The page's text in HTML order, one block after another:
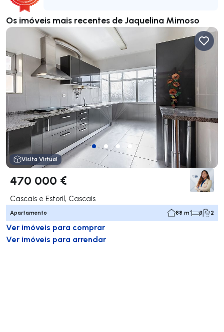
Os imóveis mais recentes de Jaquelina Mimoso
Visita Virtual
470 000 €
Cascais e Estoril, Cascais
Apartamento 88 m² 3 2
Ver imóveis para comprar
Ver imóveis para arrendar